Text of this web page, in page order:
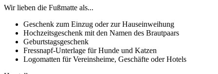
Wir lieben die Fußmatte als...
Geschenk zum Einzug oder zur Hauseinweihung
Hochzeitsgeschenk mit den Namen des Brautpaars
Geburtstagsgeschenk
Fressnapf-Unterlage für Hunde und Katzen
Logomatten für Vereinsheime, Geschäfte oder Hotels